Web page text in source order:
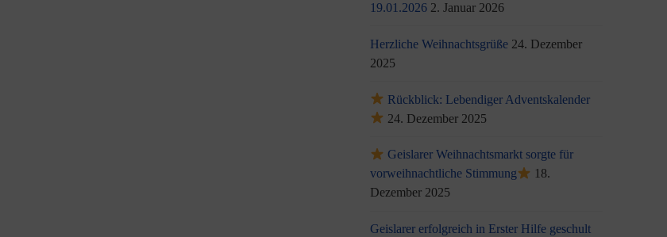
19.01.2026 2. Januar 2026
Herzliche Weihnachtsgrüße 24. Dezember
2025
Rückblick: Lebendiger Adventskalender
24. Dezember 2025
Geislarer Weihnachtsmarkt sorgte für
vorweihnachtliche Stimmung
18.
Dezember 2025
Geislarer erfolgreich in Erster Hilfe geschult